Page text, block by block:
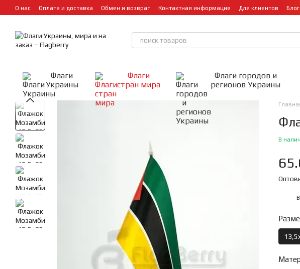
Перейти к основному контенту
О нас Оплата и доставка Обмен и возврат Контактная информация Для клиентов Блог
Флаги
Украины
Флаги
стран мира
Флаги городов и
регионов Украины
В